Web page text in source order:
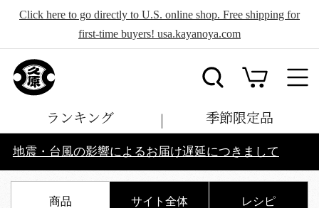
Click here to go directly to U.S. online shop. Free shipping for
first-time buyers! usa.kayanoya.com
ランキング 季節限定品
地震・台風の影響によるお届け遅延につきまして
商品 サイト全体 レシピ